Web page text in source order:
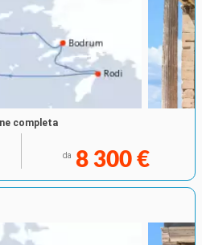
completa
da 8 300 €